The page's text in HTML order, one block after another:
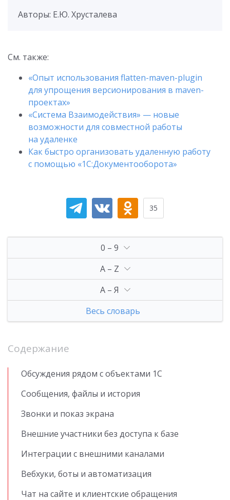
Авторы: Е.Ю. Хрусталева
См. также:
«Опыт использования flatten-maven-plugin
для упрощения версионирования в maven-
проектах»
«Система Взаимодействия» — новые
возможности для совместной работы
на удаленке
Как быстро организовать удаленную работу
с помощью «1С:Документооборота»
35
0 – 9
A – Z
А – Я
Весь словарь
Содержание
Обсуждения рядом с объектами 1С
Сообщения, файлы и история
Звонки и показ экрана
Внешние участники без доступа к базе
Интеграции с внешними каналами
Вебхуки, боты и автоматизация
Чат на сайте и клиентские обращения